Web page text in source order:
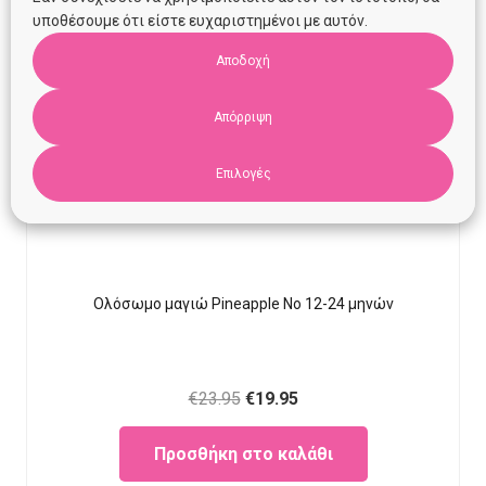
Ολόσωμο μαγιώ Pineapple Νο 12-24 μηνών
€23.95 Original
price
was:
€19.95Current
price
is:
Προσθήκη στο καλάθι
υποθέσουμε ότι είστε ευχαριστημένοι με αυτόν.
Αποδοχή
Απόρριψη
Επιλογές